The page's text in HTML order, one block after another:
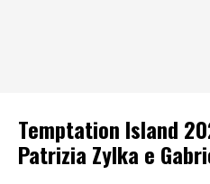
Temptation Island
Patrizia Zylka e